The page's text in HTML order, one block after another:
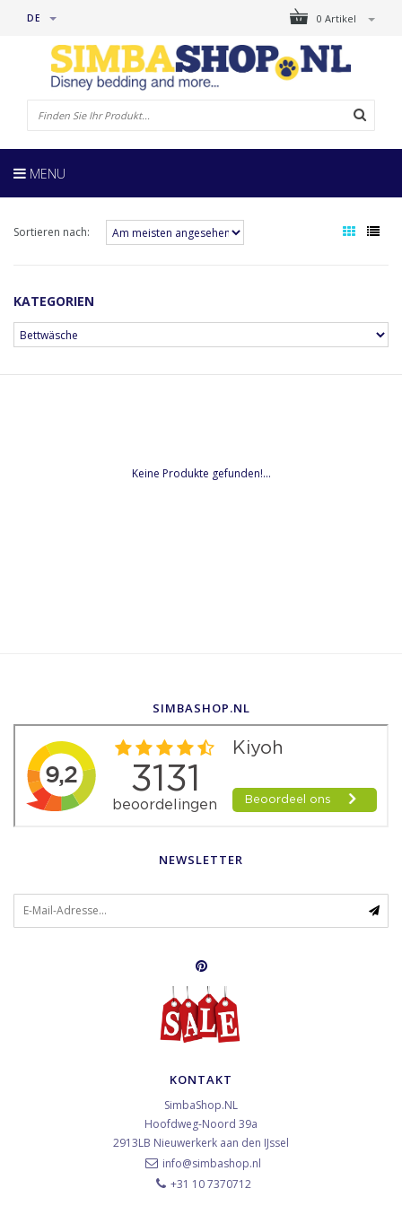
0 Artikel
DE
MENU
Sortieren nach:
KATEGORIEN
Keine Produkte gefunden!...
SIMBASHOP.NL
NEWSLETTER
KONTAKT
SimbaShop.NL
Hoofdweg-Noord 39a
2913LB Nieuwerkerk aan den IJssel
info@simbashop.nl
+31 10 7370712